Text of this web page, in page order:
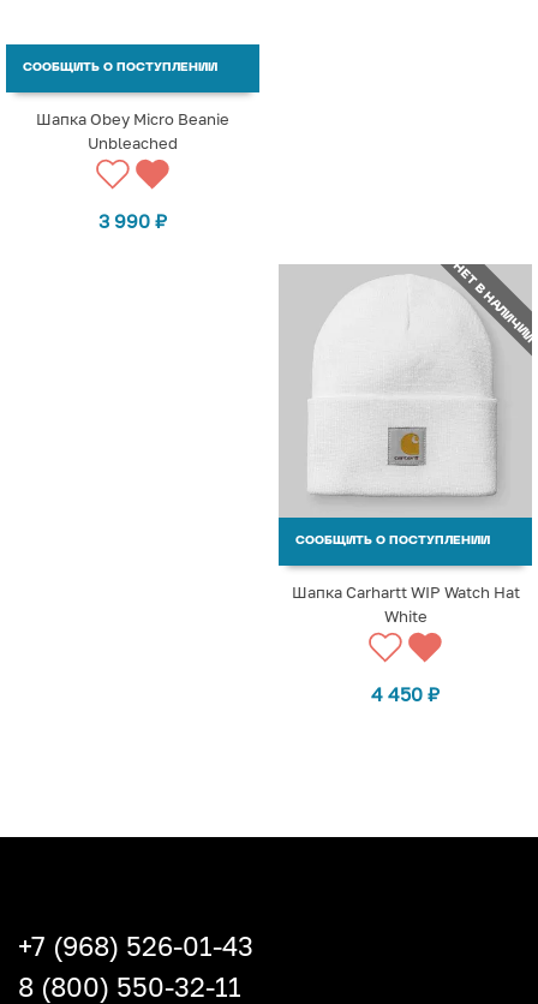
СООБЩИТЬ О ПОСТУПЛЕНИИ
Шапка Obey Micro Beanie
Unbleached
3 990 ₽
НЕТ В НАЛИЧИИ
СООБЩИТЬ О ПОСТУПЛЕНИИ
Шапка Carhartt WIP Watch Hat
White
4 450 ₽
+7 (968) 526-01-43
8 (800) 550-32-11